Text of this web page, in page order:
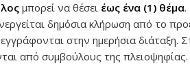
μπορεί να θέσει έως ένα (1) θέμα.
δημόσια κλήρωση από το
στην ημερήσια διάταξη.
από συμβούλους της πλειοψηφίας.